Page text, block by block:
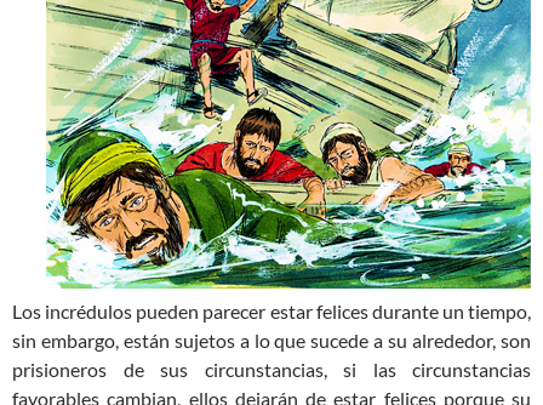
Los incrédulos pueden parecer estar felices durante un tiempo,
sin embargo, están sujetos a lo que sucede a su alrededor, son
prisioneros de sus circunstancias, si las circunstancias
favorables cambian, ellos dejarán de estar felices porque su